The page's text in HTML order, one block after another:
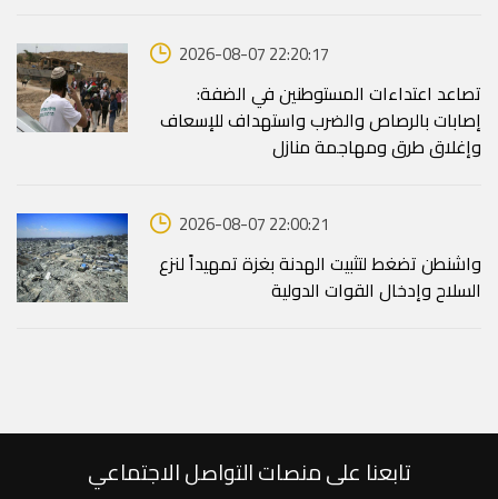
2026-08-07 22:20:17
تصاعد اعتداءات المستوطنين في الضفة:
إصابات بالرصاص والضرب واستهداف للإسعاف
وإغلاق طرق ومهاجمة منازل
2026-08-07 22:00:21
واشنطن تضغط لتثبيت الهدنة بغزة تمهيداً لنزع
السلاح وإدخال القوات الدولية
تابعنا على منصات التواصل الاجتماعي